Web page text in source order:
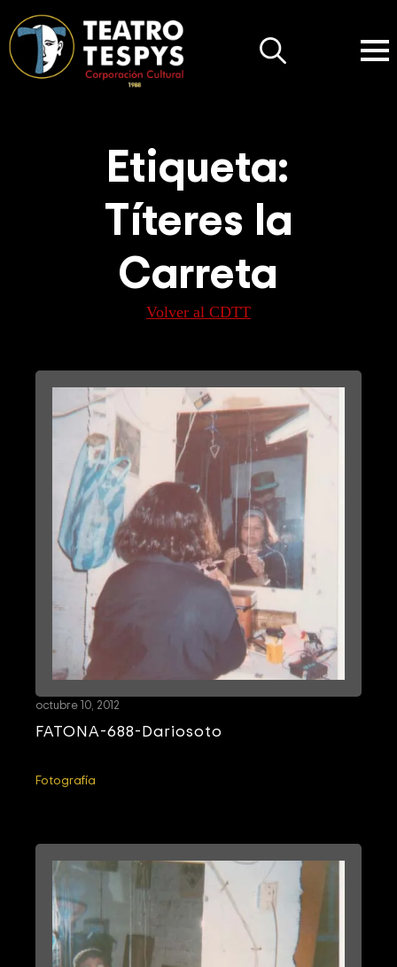
Etiqueta:
Títeres la
Carreta
Volver al CDTT
FATONA-688-Dariosoto
octubre 10, 2012
Fotografía